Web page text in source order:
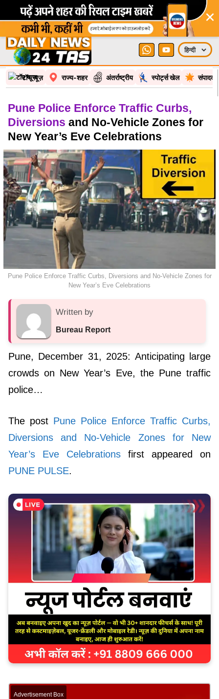
×
टॉप न्यूज़ राज्य-शहर अंतर्राष्ट्रीय स्पोर्ट्स खेल
Pune Police Enforce Traffic Curbs,
Diversions and No-Vehicle Zones for
New Year’s Eve Celebrations
Pune Police Enforce Traffic Curbs, Diversions and No-Vehicle Zones for
New Year’s Eve Celebrations
Written by
Bureau Report
Pune, December 31, 2025: Anticipating large
crowds on New Year’s Eve, the Pune traffic
police…
The post Pune Police Enforce Traffic Curbs,
Diversions and No-Vehicle Zones for New
Year’s Eve Celebrations first appeared on
PUNE PULSE.
Advertisement Box